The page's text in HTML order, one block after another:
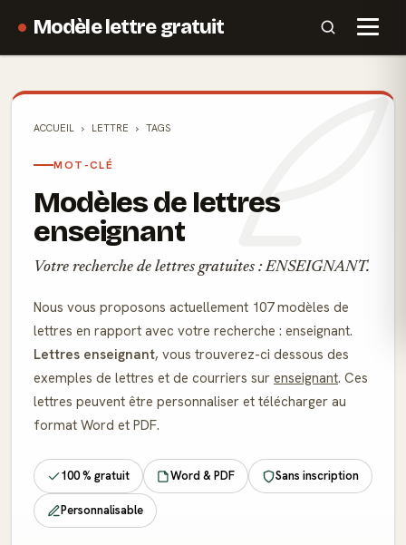
Modèle lettre gratuit
ACCUEIL LETTRE TAGS
MOT-CLÉ
Modèles de lettres
enseignant
Votre recherche de lettres gratuites : ENSEIGNANT.
Nous vous proposons actuellement 107 modèles de
lettres en rapport avec votre recherche : enseignant.
Lettres enseignant, vous trouverez-ci dessous des
exemples de lettres et de courriers sur enseignant. Ces
lettres peuvent être personnaliser et télécharger au
format Word et PDF.
100 % gratuit Word & PDF Sans inscription
Personnalisable